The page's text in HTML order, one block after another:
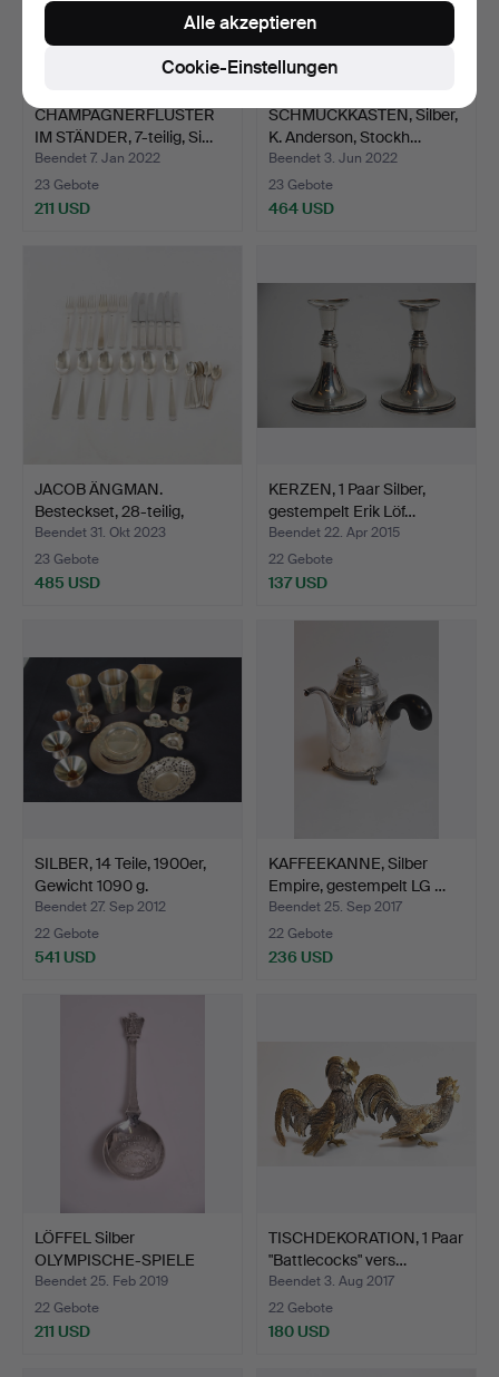
CHAMPAGNERFLÜSTER
IM STÄNDER, 7-teilig, Si…
Beendet 7. Jan 2022
23 Gebote
211 USD
SCHMUCKKASTEN, Silber,
K. Anderson, Stockh…
Beendet 3. Jun 2022
23 Gebote
464 USD
JACOB ÄNGMAN.
Besteckset, 28-teilig,
„Rose…
Beendet 31. Okt 2023
23 Gebote
485 USD
KERZEN, 1 Paar Silber,
gestempelt Erik Löf…
Beendet 22. Apr 2015
22 Gebote
137 USD
SILBER, 14 Teile, 1900er,
Gewicht 1090 g.
Beendet 27. Sep 2012
22 Gebote
541 USD
KAFFEEKANNE, Silber
Empire, gestempelt LG …
Beendet 25. Sep 2017
22 Gebote
236 USD
LÖFFEL Silber
OLYMPISCHE-SPIELE
BERLIN 193…
Beendet 25. Feb 2019
22 Gebote
211 USD
TISCHDEKORATION, 1 Paar
"Battlecocks" vers…
Beendet 3. Aug 2017
22 Gebote
180 USD
Cookie-Einstellungen
Alle akzeptieren